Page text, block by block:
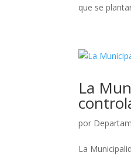
que se
La
por
La